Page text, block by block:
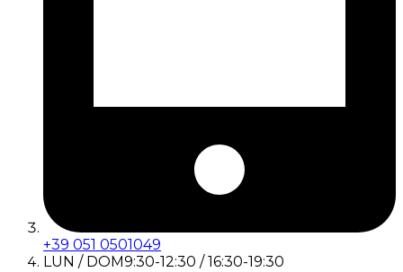
+39 051 0501049
LUN / DOM9:30-12:30 / 16:30-19:30